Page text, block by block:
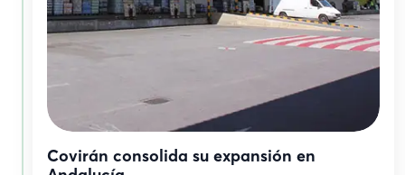
Covirán consolida su expansión en